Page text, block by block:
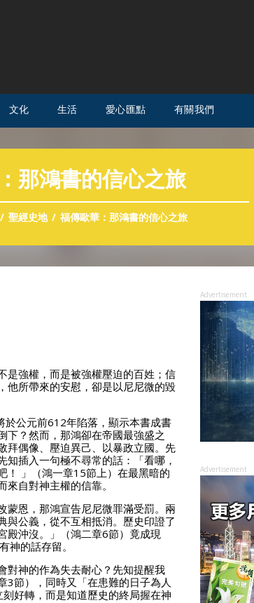
文化 生活 愛心匯點 有關我們
那鴻書的信心之旅
聖經史地 福傳歐華：那鴻書的信心之旅
是強權，而是被強權壓迫的百姓；信
他所帶來的安慰，卻是以尼尼微的毀
公元前612年陷落，顯示本書成書
下？然而，那鴻卻在帝國最強盛之
拜偶像、壓迫異己、以暴政立國。先
插入一句極不尋常的話：「看哪，
！ 」（鴻一章15節上）在最黑暗的
自對神主權的信靠。
蒙恩，那鴻宣告尼尼微罪滿受罰。兩
與公義，從不互相抵消。歷史印證了
殿沖沒。」（鴻二章6節）竟成現
神的話存留。
對神的作為失去耐心？先知提醒我
3節），同時又「在患難的日子為人
好轉，而是知道歷史的終局握在神
Advertisement
Advertisement